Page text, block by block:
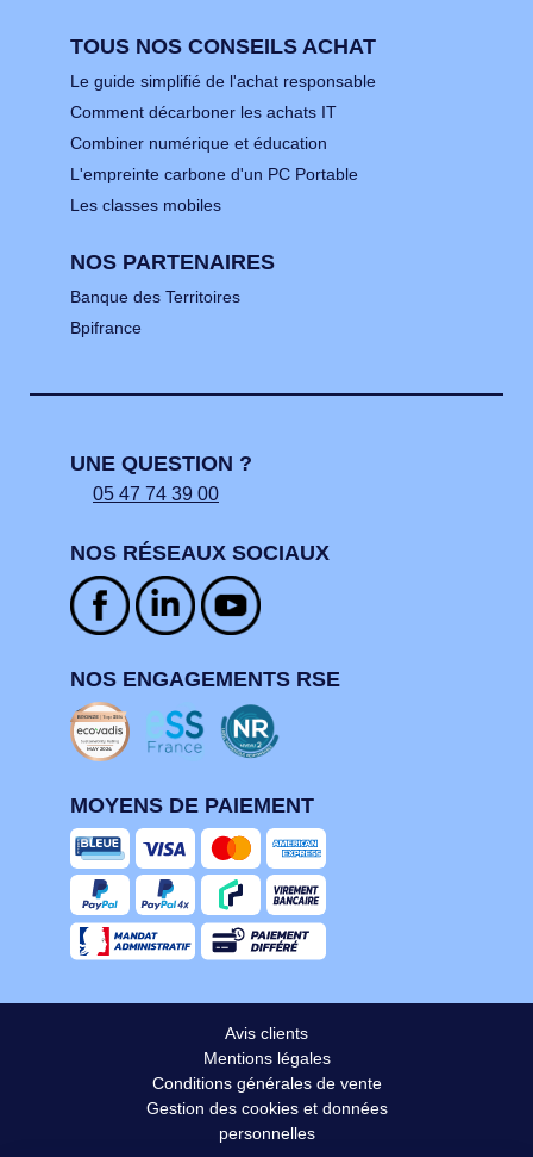
TOUS NOS CONSEILS ACHAT
Le guide simplifié de l'achat responsable
Comment décarboner les achats IT
Combiner numérique et éducation
L'empreinte carbone d'un PC Portable
Les classes mobiles
NOS PARTENAIRES
Banque des Territoires
Bpifrance
UNE QUESTION ?
05 47 74 39 00
NOS RÉSEAUX SOCIAUX
NOS ENGAGEMENTS RSE
MOYENS DE PAIEMENT
Avis clients
Mentions légales
Conditions générales de vente
Gestion des cookies et données
personnelles